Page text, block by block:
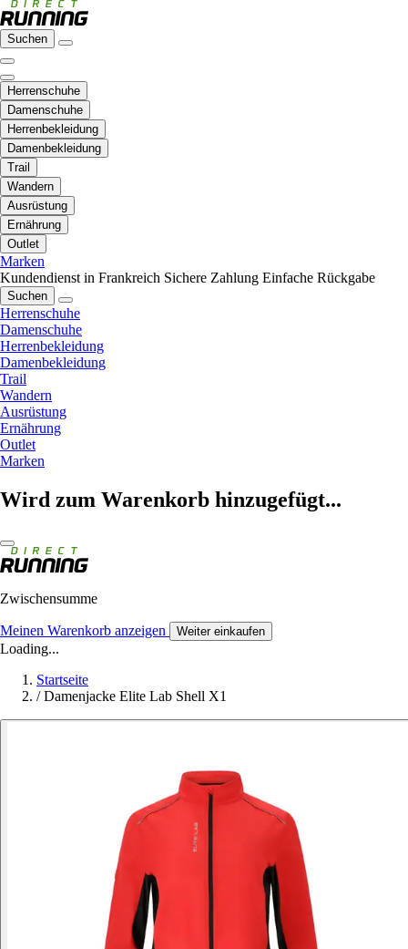
Suchen
Herrenschuhe
Damenschuhe
Herrenbekleidung
Damenbekleidung
Trail
Wandern
Ausrüstung
Ernährung
Outlet
Marken
Kundendienst in Frankreich Sichere Zahlung Einfache Rückgabe
Suchen
Herrenschuhe
Damenschuhe
Herrenbekleidung
Damenbekleidung
Trail
Wandern
Ausrüstung
Ernährung
Outlet
Marken
Wird zum Warenkorb hinzugefügt...
Zwischensumme
Meinen Warenkorb anzeigen Weiter einkaufen
Loading...
Startseite
/ Damenjacke Elite Lab Shell X1